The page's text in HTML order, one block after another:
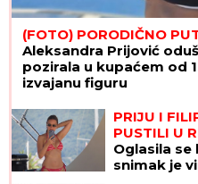
(FOTO) PORODIČNO
Aleksandra Prijović
pozirala u kupaćem od
izvajanu figuru
PRIJU I
PUSTILI U
Oglasila
snimak je